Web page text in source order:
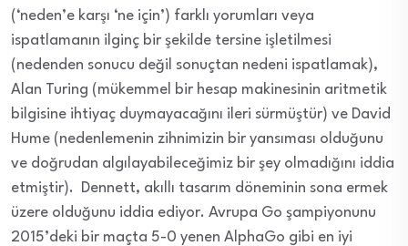
(‘neden’e karşı ‘ne için’) farklı yorumları veya
ispatlamanın ilginç bir şekilde tersine işletilmesi
(nedenden sonucu değil sonuçtan nedeni ispatlamak),
Alan Turing (mükemmel bir hesap makinesinin aritmetik
bilgisine ihtiyaç duymayacağını ileri sürmüştür) ve David
Hume (nedenlemenin zihnimizin bir yansıması olduğunu
ve doğrudan algılayabileceğimiz bir şey olmadığını iddia
etmiştir). Dennett, akıllı tasarım döneminin sona ermek
üzere olduğunu iddia ediyor. Avrupa Go şampiyonunu
2015’deki bir maçta 5-0 yenen AlphaGo gibi en iyi